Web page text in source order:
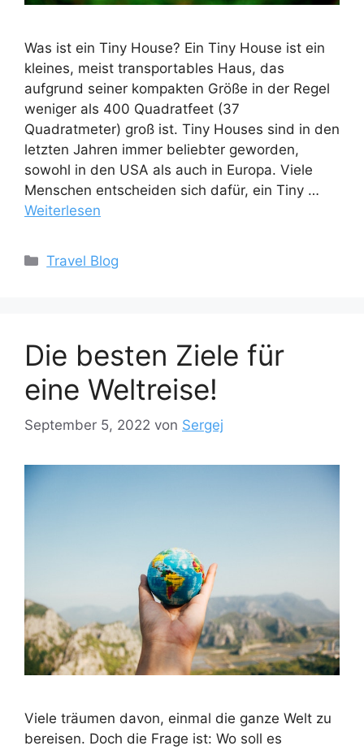
Was ist ein Tiny House? Ein Tiny House ist ein
kleines, meist transportables Haus, das
aufgrund seiner kompakten Größe in der Regel
weniger als 400 Quadratfeet (37
Quadratmeter) groß ist. Tiny Houses sind in den
letzten Jahren immer beliebter geworden,
sowohl in den USA als auch in Europa. Viele
Menschen entscheiden sich dafür, ein Tiny …
Weiterlesen
Kategorien
Travel Blog
Die besten Ziele für
eine Weltreise!
September 5, 2022 von Sergej
Viele träumen davon, einmal die ganze Welt zu
bereisen. Doch die Frage ist: Wo soll es